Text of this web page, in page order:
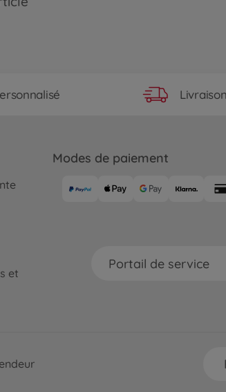
et
Modes de paiement
Portail de service